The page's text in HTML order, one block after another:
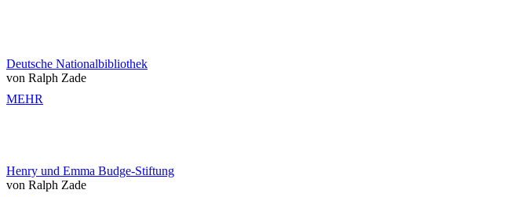
Deutsche Nationalbibliothek
von Ralph Zade
MEHR
Henry und Emma Budge-Stiftung
von Ralph Zade